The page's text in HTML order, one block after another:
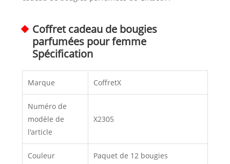
Coffret cadeau de bougies
parfumées pour femme
Spécification
Marque CoffretX
Numéro de
modèle de
l'article
X2305
Couleur Paquet de 12 bougies